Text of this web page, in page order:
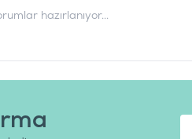
hazırlanıyor...